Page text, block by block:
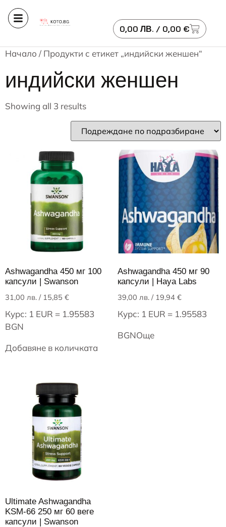
0,00 ЛВ. / 0,00 €
Начало / Продукти с етикет „индийски женшен“
индийски женшен
Showing all 3 results
Ashwagandha 450 мг 100
капсули | Swanson
31,00 лв. / 15,85 €
Курс: 1 EUR = 1.95583
BGN
Добавяне в количката
Ashwagandha 450 мг 90
капсули | Haya Labs
39,00 лв./ 19,94 €
Курс: 1 EUR = 1.95583
BGNОще
Ultimate Ashwagandha
KSM-66 250 мг 60 веге
капсули | Swanson